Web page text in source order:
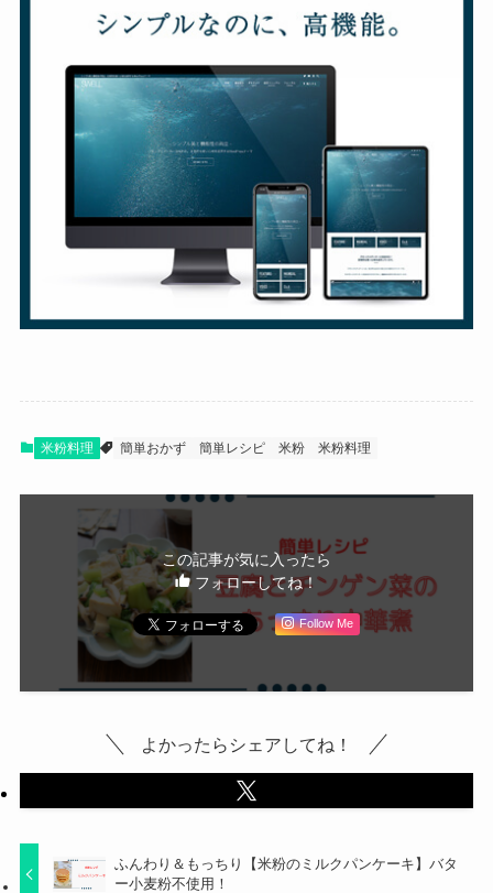
米粉料理 簡単おかず 簡単レシピ 米粉 米粉料理
この記事が気に入ったら
フォローしてね！
Follow Me
よかったらシェアしてね！
ふんわり＆もっちり【米粉のミルクパンケーキ】バタ
ー小麦粉不使用！